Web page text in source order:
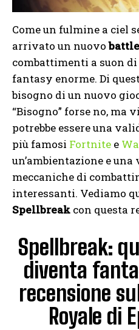
Come un fulmine a ciel
arrivato un nuovo
combattimenti a suon
fantasy enorme. Di
bisogno di un nuovo
“Bisogno” forse no, ma
potrebbe essere una
più famosi Fortnite e
un’ambientazione e
meccaniche di
interessanti. Vediamo
Spellbreak con questa
Spellbreak:
diventa
recensione
Royale di